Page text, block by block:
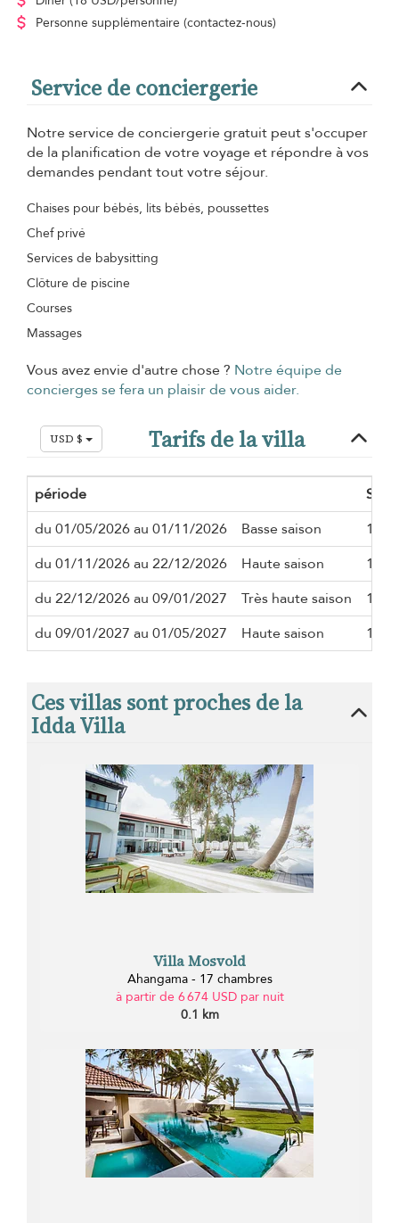
Personne supplémentaire (contactez-nous)
Service de conciergerie
Notre service de conciergerie gratuit peut s'occuper
de la planification de votre voyage et répondre à vos
demandes pendant tout votre séjour.
Chaises pour bébés, lits bébés, poussettes
Chef privé
Services de babysitting
Clôture de piscine
Courses
Massages
Vous avez envie d'autre chose ? Notre équipe de
concierges se fera un plaisir de vous aider.
USD $ Tarifs de la villa
période
du 01/05/2026 au 01/11/2026
Basse saison
1
du 01/11/2026 au 22/12/2026
Haute saison
1
du 22/12/2026 au 09/01/2027
Très haute saison
1
du 09/01/2027 au 01/05/2027
Haute saison 1
Ces villas sont proches de la
Idda Villa
Villa Mosvold
Ahangama - 17 chambres
à partir de 6 674 USD par nuit
0.1 km